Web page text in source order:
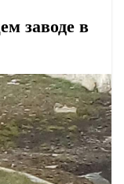
заводе в